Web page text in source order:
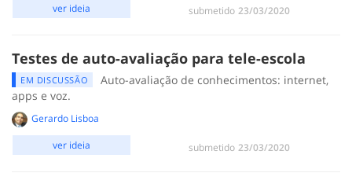
submetido ‎23/03/2020
ver ideia
Testes de auto-avaliação para tele-escola
EM DISCUSSÃO
Auto-avaliação de conhecimentos: internet,
apps e voz.
Gerardo Lisboa
submetido ‎23/03/2020
ver ideia